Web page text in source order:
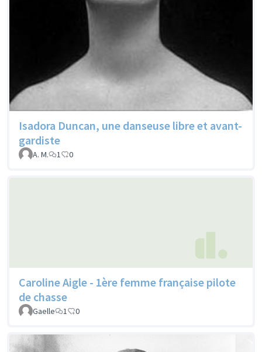
Isadora Duncan, une danseuse libre et avant-
gardiste
A. M. 1 0
Caroline Aigle - 1ère femme française pilote
de chasse
Gaelle 1 0